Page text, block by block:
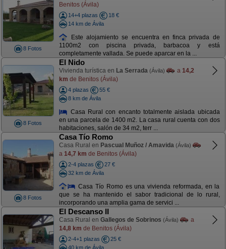
8 Fotos
Benitos (Ávila)
14+4 plazas
18 €
14 km de Ávila
Este alojamiento se encuentra en finca privada de
1100m2 con piscina privada, barbacoa y está
completamente vallada. Se puede aparcar en la ...
8 Fotos
El Nido
Vivienda turística en La Serrada (Ávila) a 14,2
km de Benitos (Ávila)
4 plazas
55 €
8 km de Ávila
Casa Rural con encanto totalmente aislada ubicada
en una parcela de 1400 m2. La casa rural cuenta con dos
habitaciones, salón de 34 m2, terr ...
8 Fotos
Casa Tío Romo
Casa Rural en Pascual Muñoz / Amavida (Ávila)
a 14,7 km de Benitos (Ávila)
2-4 plazas
27 €
32 km de Ávila
Casa Tío Romo es una vivienda reformada, en la
que se ha mantenido el sabor tradicional de lo rural,
incorporando una amplia gama de servici ...
El Descanso II
Casa Rural en Gallegos de Sobrinos (Ávila)
a
14,8 km de Benitos (Ávila)
2-4+1 plazas
25 €
40 km de Ávila